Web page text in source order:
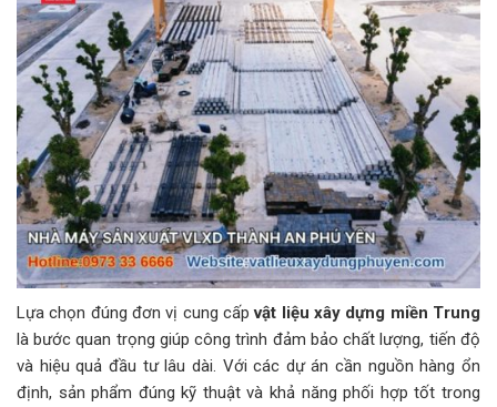
Lựa chọn đúng đơn vị cung cấpvật liệu xây dựng miền Trung
là bước quan trọng giúp công trình đảm bảo chất lượng, tiến độ
và hiệu quả đầu tư lâu dài. Với các dự án cần nguồn hàng ổn
định, sản phẩm đúng kỹ thuật và khả năng phối hợp tốt trong